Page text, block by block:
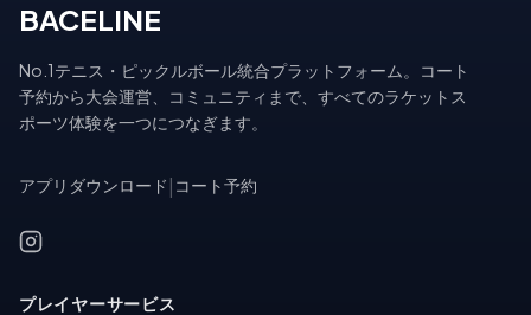
BACELINE
No.1テニス・ピックルボール統合プラットフォーム。コート
予約から大会運営、コミュニティまで、すべてのラケットス
ポーツ体験を一つにつなぎます。
アプリダウンロード コート予約
プレイヤーサービス